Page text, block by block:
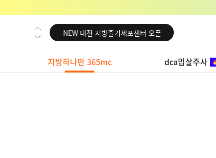
NEW 교대 지방줄기세포센터 오픈
NEW 대전 지방줄기세포센터 오픈
NEW 노원 지방줄기세포센터 오픈
NEW 미국 LA점 오픈
지방하나만 365mc dca밉살주사